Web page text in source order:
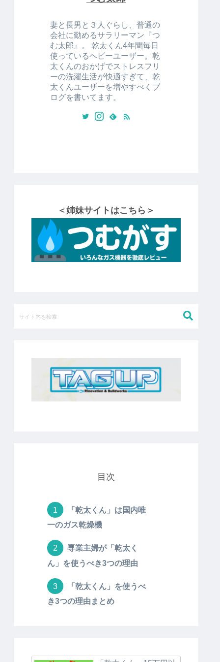
妻と長男と３人ぐらし、普通の
会社に勤めるサラリーマン『つ
む太郎』。 乾太くん4年間毎日
使っているヘビーユーザー。乾
太くんのおかげでストレスフリ
ーの洗濯生活が快適すぎて、乾
太くんユーザーを増やすべくブ
ログを書いてます。
＜姉妹サイトはこちら＞
目次
「乾太くん」は国内唯
一のガス乾燥機
専業主婦が「乾太く
ん」を使うべき3つの理由
「乾太くん」を使うべ
き3つの理由まとめ